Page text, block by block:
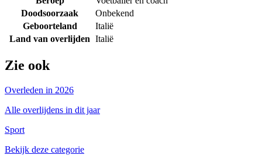
Doodsoorzaak
Onbekend
Geboorteland
Italië
Land van overlijden Italië
Zie ook
Overleden in 2026
Alle overlijdens in dit jaar
Sport
Bekijk deze categorie